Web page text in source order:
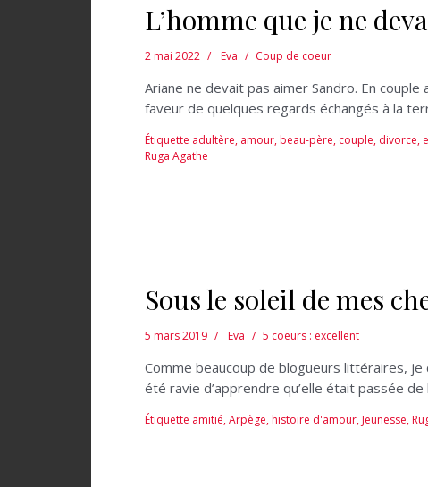
L’homme que je ne
2 mai 2022 Eva Coup de coeur
Ariane ne devait pas aimer Sandro. En
faveur de quelques regards échangés à la
Étiquette adultère, amour,beau-père, couple, divorce,
Ruga Agathe
Sous le soleil de mes
5 mars 2019 Eva 5 coeurs : excellent
Comme beaucoup de blogueurs littéraires, je
été ravie d’apprendre qu’elle était passée
Étiquette amitié,Arpège,histoire d'amour,Jeunesse,